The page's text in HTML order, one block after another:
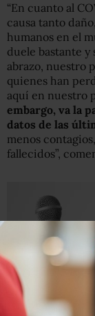
“En cuanto al
causa tanto
humanos en el
duele bastante
abrazo, nuestro
quienes han
aquí en nuestro
embargo, va la
datos de las
menos
fallecidos”,